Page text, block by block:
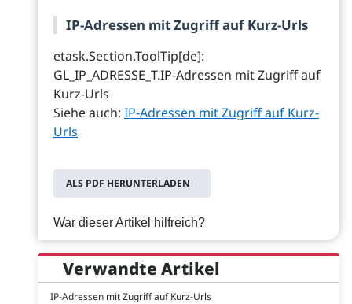
IP-Adressen mit Zugriff auf Kurz-Urls
etask.Section.ToolTip[de]:
GL_IP_ADRESSE_T.IP-Adressen mit Zugriff auf
Kurz-Urls
Siehe auch: IP-Adressen mit Zugriff auf Kurz-
Urls
ALS PDF HERUNTERLADEN
War dieser Artikel hilfreich?
Verwandte Artikel
IP-Adressen mit Zugriff auf Kurz-Urls